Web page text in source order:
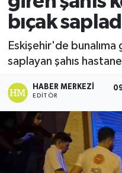
bıçak
Eskişehir'de bunalıma
saplayan şahıs
HABER MERKEZI
EDITÖR
Ekonomi
Sağlık
Tokat Haber